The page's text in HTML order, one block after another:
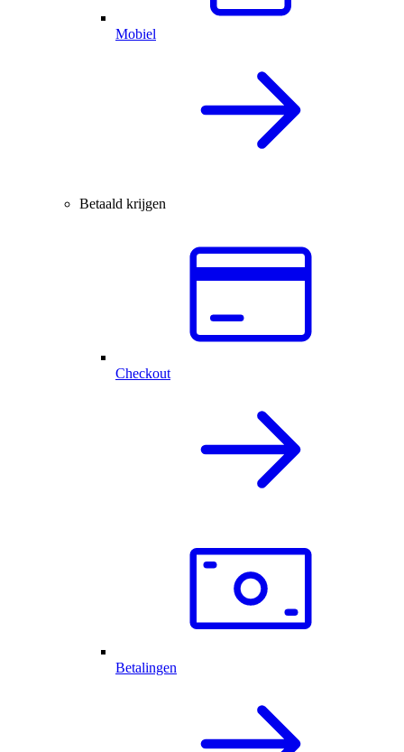
Mobiel
Betaald krijgen
Checkout
Betalingen